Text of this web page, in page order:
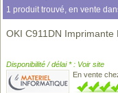
1 produit trouvé, en vente
OKI C911DN Imprimante
Disponibilité / délai * : Voir site
En vente